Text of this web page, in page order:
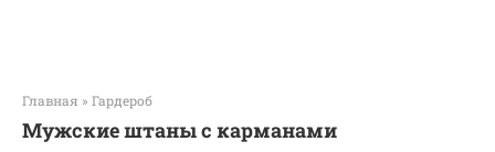
Главная » Гардероб
Мужские штаны с карманами